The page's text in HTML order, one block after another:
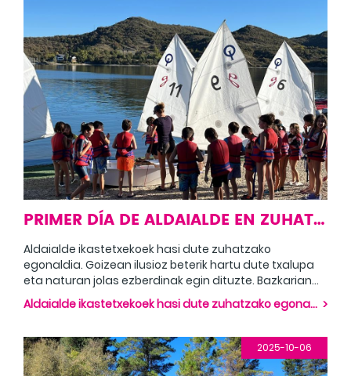
PRIMER DÍA DE ALDAIALDE EN ZUHATZA
Aldaialde ikastetxekoek hasi dute zuhatzako
egonaldia. Goizean ilusioz beterik hartu dute txalupa
eta naturan jolas ezberdinak egin dituzte. Bazkarian
indarrak hartu ondoren arratsaldean ur ekintzetaz
gozatu ahal izan dute, arrauna, pedaloa eta optimist
Aldaialde ikastetxekoek hasi dute zuhatzako egonaldia. Goizean ilusioz beterik hartu dute txalupa eta naturan jolas ezberdinak egin dituzte. Bazkarian indarrak hartu ondoren arratsaldean ur ekintzetaz gozatu ahal izan dute, arrauna, pedaloa eta optimist eginez.
2025-10-06